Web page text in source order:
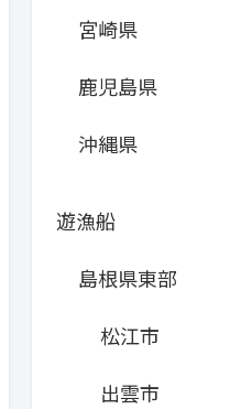
宮崎県
鹿児島県
沖縄県
遊漁船
島根県東部
松江市
出雲市